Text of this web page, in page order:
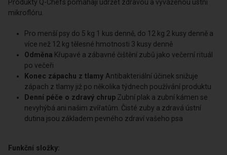
rovnoměrně po celé ústní dutině a dostávají se i do nejzazších
míst či mezizubních prostor. Aktivně působí proti zápachu z
tlamy, protizánětlivě a pomáhají rozpouštět zubní kámen.
Produkty Q-Chefs pomáhají udržet zdravou a vyváženou ústní
mikroflóru.
Pro menší psy do 5 kg 1 kus denně, do 12 kg 2 kusy denně a
více než 12 kg tělesné hmotnosti 3 kusy denně
Odměna
Křupavé a zábavné čištění zubů jako večerní rituál
po večeři
zápach z tlamy již po několika týdnech používání produktu